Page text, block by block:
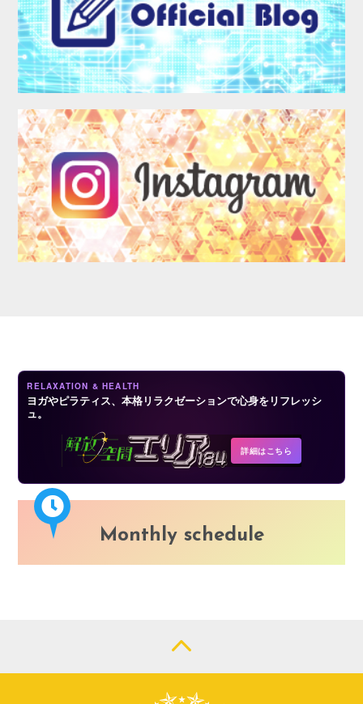
RELAXATION & HEALTH
ヨガやピラティス、本格リラクゼーションで心身をリフレッシ
ュ。
詳細はこちら
Monthly schedule